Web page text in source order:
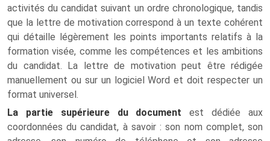
activités du candidat suivant un ordre chronologique, tandis
que la lettre de motivation correspond à un texte cohérent
qui détaille légèrement les points importants relatifs à la
formation visée, comme les compétences et les ambitions
du candidat. La lettre de motivation peut être rédigée
manuellement ou sur un logiciel Word et doit respecter un
format universel.
La partie supérieure du document est dédiée aux
coordonnées du candidat, à savoir : son nom complet, son